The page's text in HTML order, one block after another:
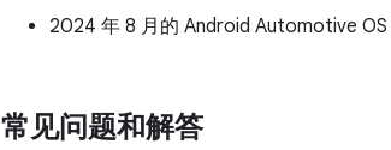
2024 年 8 月的 Android Automotive
常见问题和解答